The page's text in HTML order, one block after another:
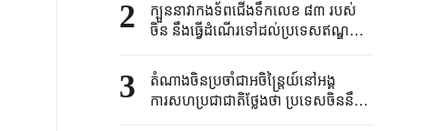
2
ក្បួននាវាកងទ័ព​ជើង​ទឹក​លេខ ​៨៣ របស់​
ចិន ​នឹង​ធ្វើ​ដំណើរទៅ​ដល់​ប្រទេសឥណ្ឌូ​ណេ
ស៊ី ​​និងចាប់​ផ្តើមដំណើរ​ទស្សនកិច្ច​
3
តំណាងចិនប្រចាំជាអចិន្ត្រៃយ៍នៅអង្គ
ការសហប្រជាជាតិថ្លែងថា ប្រទេសចិននឹង
ធ្វើការជាមួយគ្រប់ភាគីទាំងអស់ដើម្បីជំរុញ